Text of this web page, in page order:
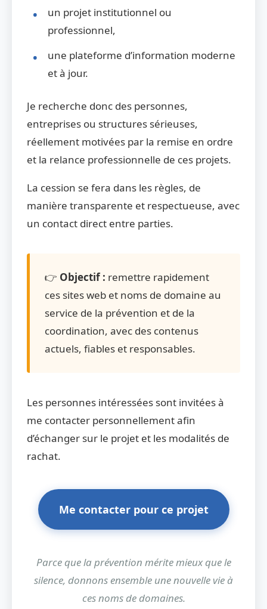
un projet institutionnel ou
professionnel,
une plateforme d’information moderne
et à jour.
Je recherche donc des personnes,
entreprises ou structures sérieuses,
réellement motivées par la remise en ordre
et la relance professionnelle de ces projets.
La cession se fera dans les règles, de
manière transparente et respectueuse, avec
un contact direct entre parties.
👉 Objectif : remettre rapidement
ces sites web et noms de domaine au
service de la prévention et de la
coordination, avec des contenus
actuels, fiables et responsables.
Les personnes intéressées sont invitées à
me contacter personnellement afin
d’échanger sur le projet et les modalités de
rachat.
Me contacter pour ce projet
Parce que la prévention mérite mieux que le
silence, donnons ensemble une nouvelle vie à
ces noms de domaines.